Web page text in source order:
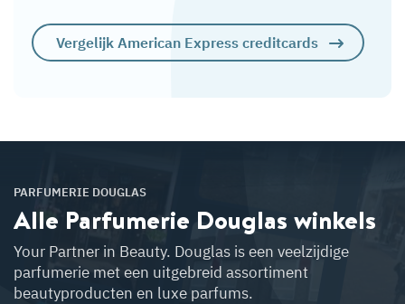
Vergelijk American Express creditcards
PARFUMERIE DOUGLAS
Alle Parfumerie Douglas winkels
Your Partner in Beauty. Douglas is een veelzijdige
parfumerie met een uitgebreid assortiment
beautyproducten en luxe parfums.